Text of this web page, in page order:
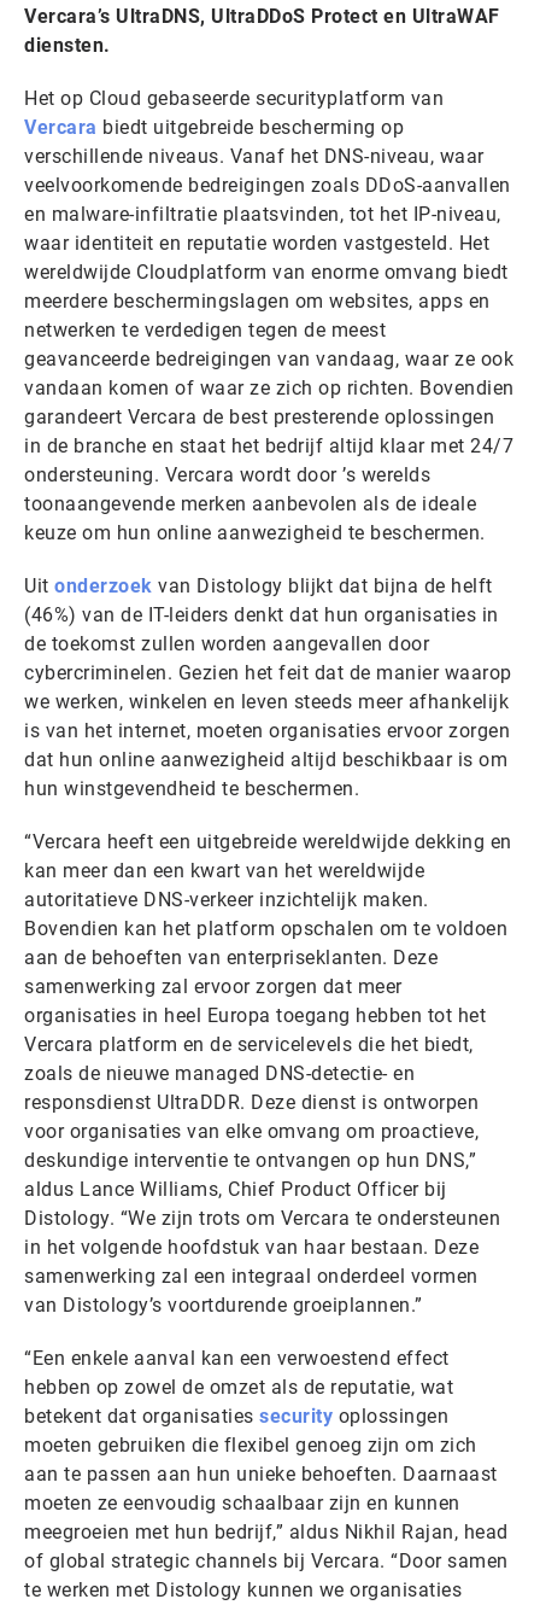
Vercara’s UltraDNS, UltraDDoS Protect en UltraWAF
diensten.
Het op Cloud gebaseerde securityplatform van
Vercara biedt uitgebreide bescherming op
verschillende niveaus. Vanaf het DNS-niveau, waar
veelvoorkomende bedreigingen zoals DDoS-aanvallen
en malware-infiltratie plaatsvinden, tot het IP-niveau,
waar identiteit en reputatie worden vastgesteld. Het
wereldwijde Cloudplatform van enorme omvang biedt
meerdere beschermingslagen om websites, apps en
netwerken te verdedigen tegen de meest
geavanceerde bedreigingen van vandaag, waar ze ook
vandaan komen of waar ze zich op richten. Bovendien
garandeert Vercara de best presterende oplossingen
in de branche en staat het bedrijf altijd klaar met 24/7
ondersteuning. Vercara wordt door ’s werelds
toonaangevende merken aanbevolen als de ideale
keuze om hun online aanwezigheid te beschermen.
Uit onderzoek van Distology blijkt dat bijna de helft
(46%) van de IT-leiders denkt dat hun organisaties in
de toekomst zullen worden aangevallen door
cybercriminelen. Gezien het feit dat de manier waarop
we werken, winkelen en leven steeds meer afhankelijk
is van het internet, moeten organisaties ervoor zorgen
dat hun online aanwezigheid altijd beschikbaar is om
hun winstgevendheid te beschermen.
“Vercara heeft een uitgebreide wereldwijde dekking en
kan meer dan een kwart van het wereldwijde
autoritatieve DNS-verkeer inzichtelijk maken.
Bovendien kan het platform opschalen om te voldoen
aan de behoeften van enterpriseklanten. Deze
samenwerking zal ervoor zorgen dat meer
organisaties in heel Europa toegang hebben tot het
Vercara platform en de servicelevels die het biedt,
zoals de nieuwe managed DNS-detectie- en
responsdienst UltraDDR. Deze dienst is ontworpen
voor organisaties van elke omvang om proactieve,
deskundige interventie te ontvangen op hun DNS,”
aldus Lance Williams, Chief Product Officer bij
Distology. “We zijn trots om Vercara te ondersteunen
in het volgende hoofdstuk van haar bestaan. Deze
samenwerking zal een integraal onderdeel vormen
van Distology’s voortdurende groeiplannen.”
“Een enkele aanval kan een verwoestend effect
hebben op zowel de omzet als de reputatie, wat
betekent dat organisaties security oplossingen
moeten gebruiken die flexibel genoeg zijn om zich
aan te passen aan hun unieke behoeften. Daarnaast
moeten ze eenvoudig schaalbaar zijn en kunnen
meegroeien met hun bedrijf,” aldus Nikhil Rajan, head
of global strategic channels bij Vercara. “Door samen
te werken met Distology kunnen we organisaties